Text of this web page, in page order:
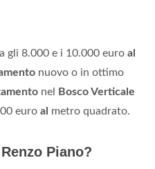
gli 8.000 e i 10.000 euro al
nuovo o in ottimo
nel Bosco Verticale
euro al metro quadrato.
Piano?